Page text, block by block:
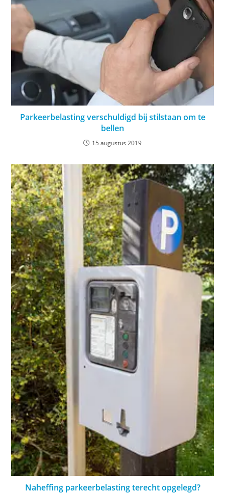
Parkeerbelasting verschuldigd bij stilstaan om te
bellen
15 augustus 2019
Naheffing parkeerbelasting terecht opgelegd?